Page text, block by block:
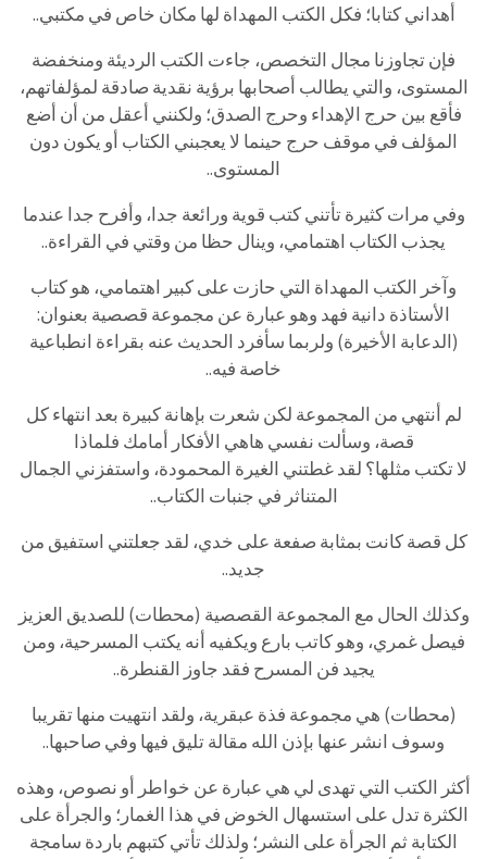
أهداني كتابا؛ فكل الكتب المهداة لها مكان خاص في مكتبي..
فإن تجاوزنا مجال التخصص، جاءت الكتب الرديئة ومنخفضة
المستوى، والتي يطالب أصحابها برؤية نقدية صادقة لمؤلفاتهم،
فأقع بين حرج الإهداء وحرج الصدق؛ ولكنني أعقل من أن أضع
المؤلف في موقف حرج حينما لا يعجبني الكتاب أو يكون دون
المستوى..
وفي مرات كثيرة تأتني كتب قوية ورائعة جدا، وأفرح جدا عندما
يجذب الكتاب اهتمامي، وينال حظا من وقتي في القراءة..
وآخر الكتب المهداة التي حازت على كبير اهتمامي، هو كتاب
الأستاذة دانية فهد وهو عبارة عن مجموعة قصصية بعنوان:
(الدعابة الأخيرة) ولربما سأفرد الحديث عنه بقراءة انطباعية
خاصة فيه..
لم أنتهي من المجموعة لكن شعرت بإهانة كبيرة بعد انتهاء كل
قصة، وسألت نفسي هاهي الأفكار أمامك فلماذا
لا تكتب مثلها؟ لقد غطتني الغيرة المحمودة، واستفزني الجمال
المتناثر في جنبات الكتاب..
كل قصة كانت بمثابة صفعة على خدي، لقد جعلتني استفيق من
جديد..
وكذلك الحال مع المجموعة القصصية (محطات) للصديق العزيز
فيصل غمري، وهو كاتب بارع ويكفيه أنه يكتب المسرحية، ومن
يجيد فن المسرح فقد جاوز القنطرة..
(محطات) هي مجموعة فذة عبقرية، ولقد انتهيت منها تقريبا
وسوف انشر عنها بإذن الله مقالة تليق فيها وفي صاحبها..
أكثر الكتب التي تهدى لي هي عبارة عن خواطر أو نصوص، وهذه
الكثرة تدل على استسهال الخوض في هذا الغمار؛ والجرأة على
الكتابة ثم الجرأة على النشر؛ ولذلك تأتي كتبهم باردة سامجة